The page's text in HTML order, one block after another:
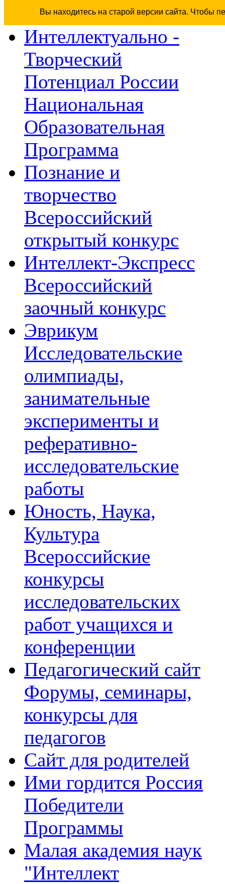
Вы находитесь на старой версии сайта. Чтобы
Интеллектуально -
Творческий
Потенциал России
Национальная
Образовательная
Программа
Познание и
творчество
Всероссийский
открытый конкурс
Интеллект-Экспресс
Всероссийский
заочный конкурс
Эврикум
Исследовательские
олимпиады,
занимательные
эксперименты и
реферативно-
исследовательские
работы
Юность, Наука,
Культура
Всероссийские
конкурсы
исследовательских
работ учащихся и
конференции
Педагогический сайт
Форумы, семинары,
конкурсы для
педагогов
Сайт для родителей
Ими гордится Россия
Победители
Программы
Малая академия наук
"Интеллект